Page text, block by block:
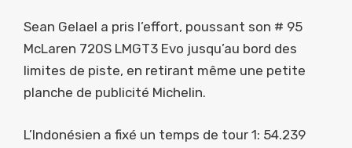
Sean Gelael a pris l’effort, poussant son # 95
McLaren 720S LMGT3 Evo jusqu’au bord des
limites de piste, en retirant même une petite
planche de publicité Michelin.
L’Indonésien a fixé un temps de tour 1: 54.239